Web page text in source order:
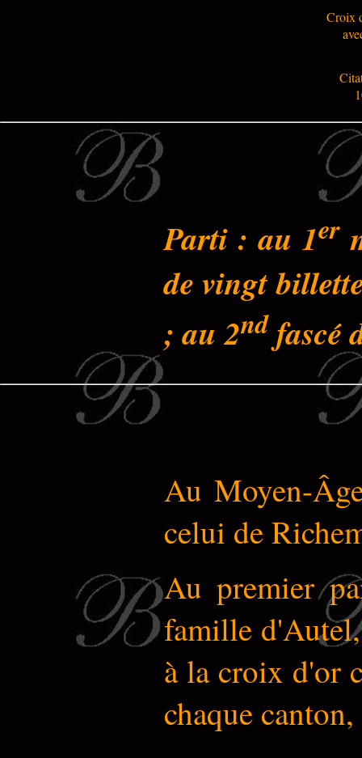
Croix
Parti : au 1er
de vingt
; au 2nd fascé
Au Moyen-
celui de
Au premier
famille
à la croix d'or
chaque